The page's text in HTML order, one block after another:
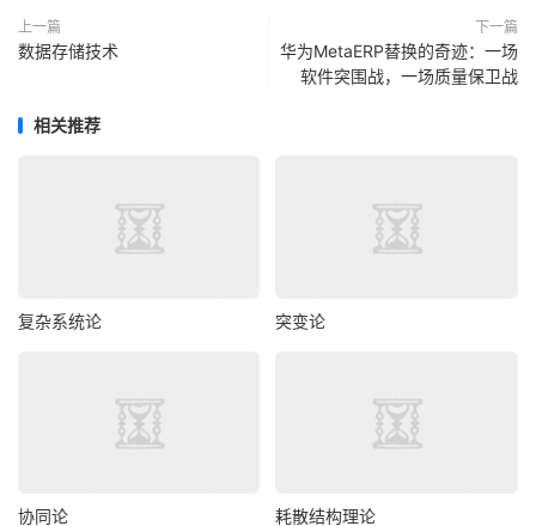
上一篇
数据存储技术
下一篇
华为MetaERP替换的奇迹：一场
软件突围战，一场质量保卫战
相关推荐
复杂系统论 突变论
协同论 耗散结构理论